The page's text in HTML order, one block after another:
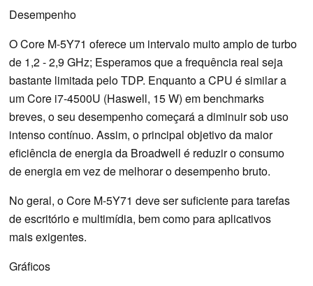
Desempenho
O Core M-5Y71 oferece um intervalo muito amplo de turbo
de 1,2 - 2,9 GHz; Esperamos que a frequência real seja
bastante limitada pelo TDP. Enquanto a CPU é similar a
um Core i7-4500U (Haswell, 15 W) em benchmarks
breves, o seu desempenho começará a diminuir sob uso
intenso contínuo. Assim, o principal objetivo da maior
eficiência de energia da Broadwell é reduzir o consumo
de energia em vez de melhorar o desempenho bruto.
No geral, o Core M-5Y71 deve ser suficiente para tarefas
de escritório e multimídia, bem como para aplicativos
mais exigentes.
Gráficos